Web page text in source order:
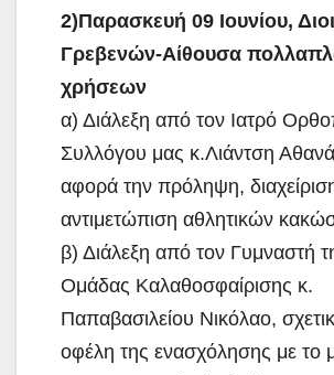
2)Παρασκευή 09 Ιουνίου,
Γρεβενών-Αίθουσα
χρήσεων
α) Διάλεξη από τον Ιατρό
Συλλόγου μας κ.Λιάντση
αφορά την πρόληψη,
αντιμετώπιση αθλητικών
β) Διάλεξη από τον Γυμναστή
Ομάδας Καλαθοσφαίρισης κ.
Παπαβασιλείου Νικόλαο,
οφέλη της ενασχόλησης με το